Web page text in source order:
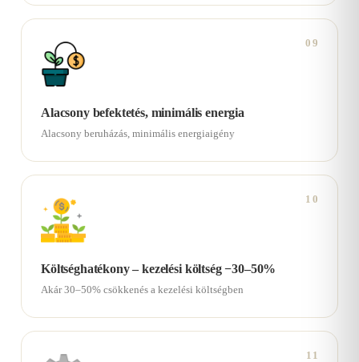
09
Alacsony befektetés, minimális energia
Alacsony beruházás, minimális energiaigény
10
Költséghatékony – kezelési költség −30–50%
Akár 30–50% csökkenés a kezelési költségben
11